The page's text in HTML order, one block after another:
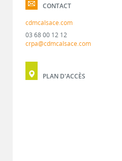
CONTACT
cdmcalsace.com
03 68 00 12 12
crpa@cdmcalsace.com
PLAN D'ACCÈS